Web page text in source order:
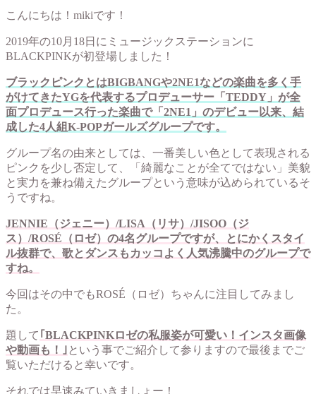
こんにちは！mikiです！
2019年の10月18日にミュージックステーションに
BLACKPINKが初登場しました！
ブラックピンクとはBIGBANGや2NE1などの楽曲を多く手
がけてきたYGを代表するプロデューサー「TEDDY」が全
面プロデュース行った楽曲で「2NE1」のデビュー以来、結
成した4人組K-POPガールズグループです。
グループ名の由来としては、一番美しい色として表現される
ピンクを少し否定して、「綺麗なことが全てではない」美貌
と実力を兼ね備えたグループという意味が込められているそ
うですね。
JENNIE（ジェニー）/LISA（リサ）/JISOO（ジ
ス）/ROSÉ（ロゼ）の4名グループですが、とにかくスタイ
ル抜群で、歌とダンスもカッコよく人気沸騰中のグループで
すね。
今回はその中でもROSÉ（ロゼ）ちゃんに注目してみまし
た。
題して ｢BLACKPINKロゼの私服姿が可愛い！インスタ画像
や動画も！｣ という事でご紹介して参りますので最後までご
覧いただけると幸いです。
それでは早速みていきましょー！